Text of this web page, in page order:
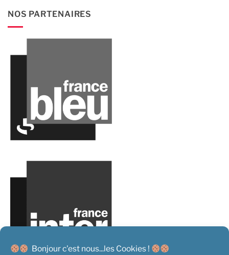
Bonjour c'est nous...les Cookies !
NOS PARTENAIRES